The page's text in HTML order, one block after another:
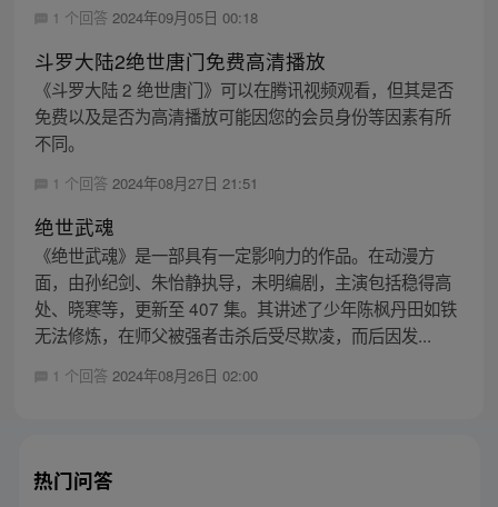
1 个回答 2024年09月05日 00:18
斗罗大陆2绝世唐门免费高清播放
《斗罗大陆 2 绝世唐门》可以在腾讯视频观看，但其是否
免费以及是否为高清播放可能因您的会员身份等因素有所
不同。
1 个回答 2024年08月27日 21:51
绝世武魂
《绝世武魂》是一部具有一定影响力的作品。在动漫方
面，由孙纪剑、朱怡静执导，未明编剧，主演包括稳得高
处、晓寒等，更新至 407 集。其讲述了少年陈枫丹田如铁
无法修炼，在师父被强者击杀后受尽欺凌，而后因发...
1 个回答 2024年08月26日 02:00
热门问答